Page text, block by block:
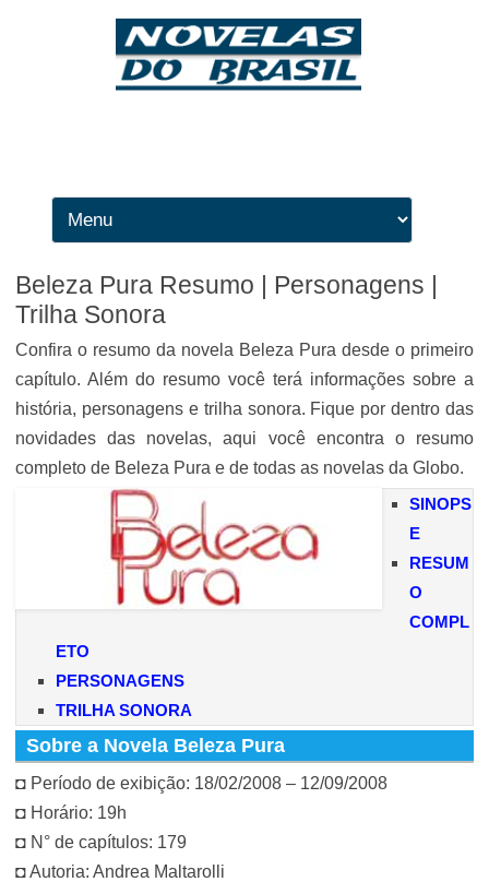
Beleza Pura Resumo | Personagens |
Trilha Sonora
Confira o resumo da novela Beleza Pura desde o primeiro
capítulo. Além do resumo você terá informações sobre a
história, personagens e trilha sonora. Fique por dentro das
novidades das novelas, aqui você encontra o resumo
completo de Beleza Pura e de todas as novelas da Globo.
SINOPS
E
RESUM
O
COMPL
ETO
PERSONAGENS
TRILHA SONORA
Sobre a Novela Beleza Pura
◘ Período de exibição: 18/02/2008 – 12/09/2008
◘ Horário: 19h
◘ N° de capítulos: 179
◘ Autoria: Andrea Maltarolli